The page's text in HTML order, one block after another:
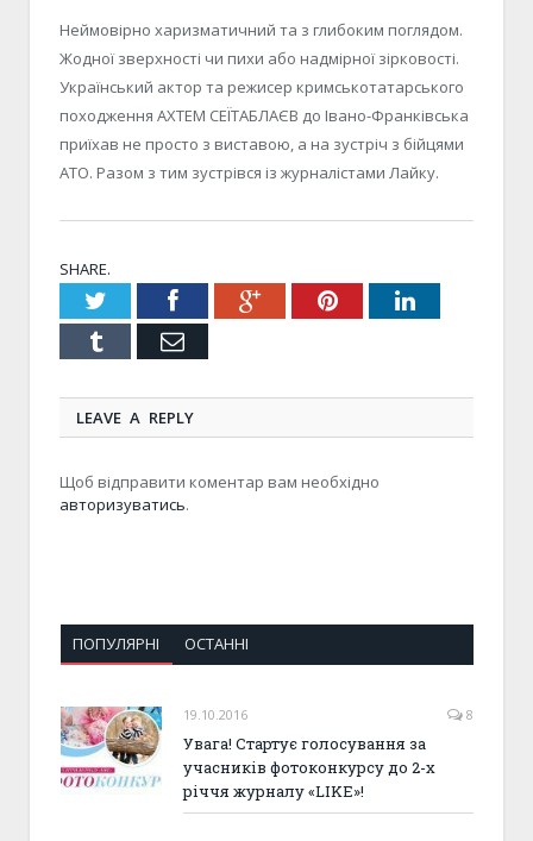
Неймовірно харизматичний та з глибоким поглядом.
Жодної зверхності чи пихи або надмірної зірковості.
Український актор та режисер кримськотатарського
походження АХТЕМ СЕЇТАБЛАЄВ до Івано-Франківська
приїхав не просто з виставою, а на зустріч з бійцями
АТО. Разом з тим зустрівся із журналістами Лайку.
SHARE.
TwitterFacebookGoogle+PinterestLinkedIn
Tumblr Email
LEAVE A REPLY
Щоб відправити коментар вам необхідно
авторизуватись.
ПОПУЛЯРНІ ОСТАННІ
19.10.2016 8
Увага! Стартує голосування за
учасників фотоконкурсу до 2-х
річчя журналу «LIKE»!